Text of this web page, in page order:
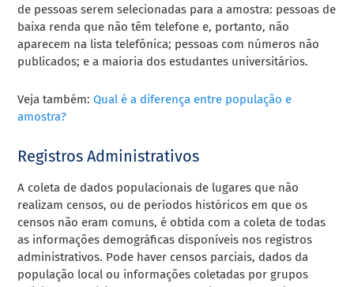
de pessoas serem selecionadas para a amostra: pessoas de
baixa renda que não têm telefone e, portanto, não
aparecem na lista telefônica; pessoas com números não
publicados; e a maioria dos estudantes universitários.
Veja também:Qual é a diferença entre população e
amostra?
Registros Administrativos
A coleta de dados populacionais de lugares que não
realizam censos, ou de períodos históricos em que os
censos não eram comuns, é obtida com a coleta de todas
as informações demográficas disponíveis nos registros
administrativos. Pode haver censos parciais, dados da
população local ou informações coletadas por grupos